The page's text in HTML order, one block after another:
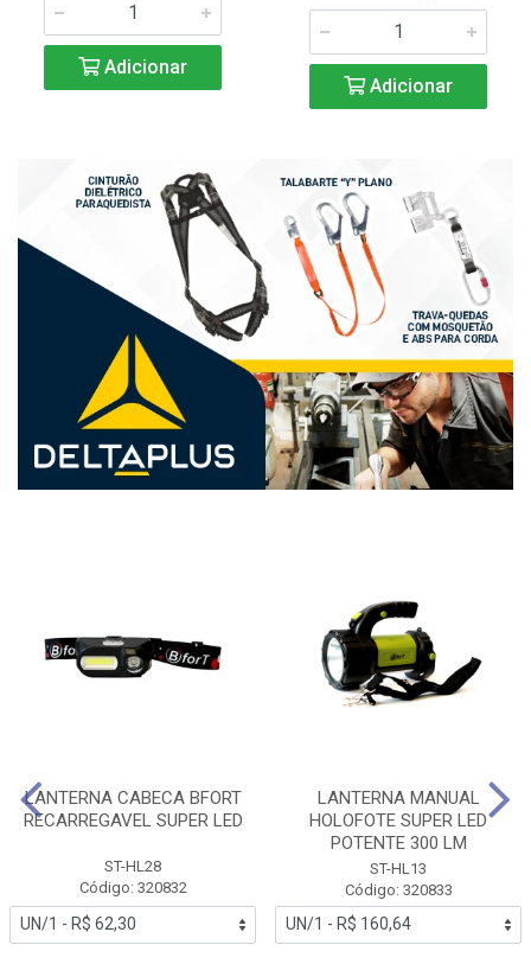
Adicionar
Adicionar
LANTERNA CABECA BFORT
RECARREGAVEL SUPER LED
ST-HL28
Código: 320832
LANTERNA MANUAL
HOLOFOTE SUPER LED
POTENTE 300 LM
ST-HL13
Código: 320833